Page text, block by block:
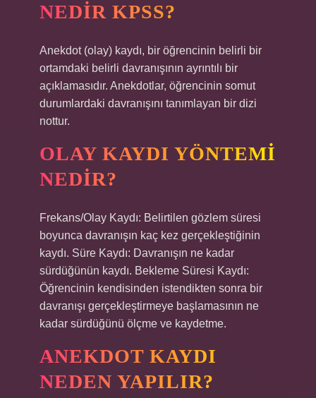
NEDIR KPSS?
Anekdot (olay) kaydı, bir öğrencinin belirli bir
ortamdaki belirli davranışının ayrıntılı bir
açıklamasıdır. Anekdotlar, öğrencinin somut
durumlardaki davranışını tanımlayan bir dizi
nottur.
OLAY KAYDI YÖNTEMI
NEDIR?
Frekans/Olay Kaydı: Belirtilen gözlem süresi
boyunca davranışın kaç kez gerçekleştiğinin
kaydı. Süre Kaydı: Davranışın ne kadar
sürdüğünün kaydı. Bekleme Süresi Kaydı:
Öğrencinin kendisinden istendikten sonra bir
davranışı gerçekleştirmeye başlamasının ne
kadar sürdüğünü ölçme ve kaydetme.
ANEKDOT KAYDI
NEDEN YAPILIR?